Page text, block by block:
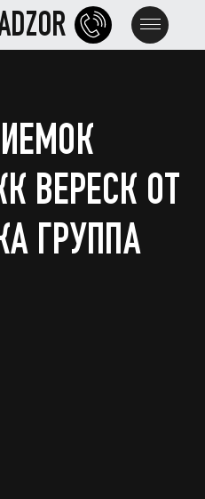
ВЕРЕСК ОТ
ГРУППА